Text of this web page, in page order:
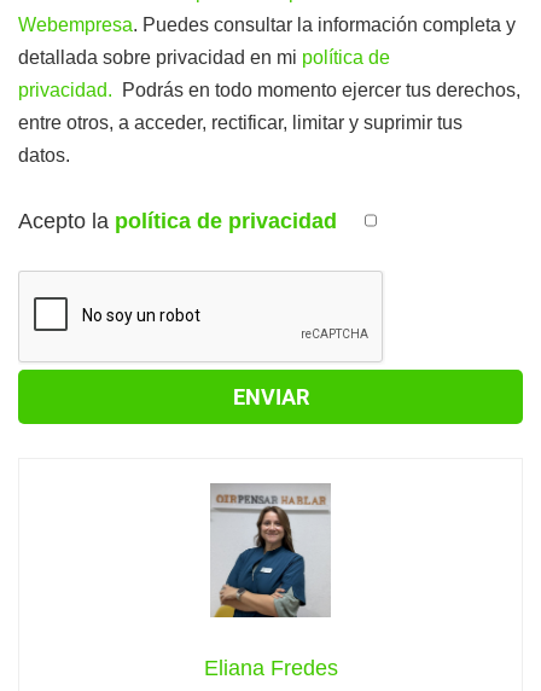
Webempresa. Puedes consultar la información completa y
detallada sobre privacidad en mi política de
privacidad. Podrás en todo momento ejercer tus derechos,
entre otros, a acceder, rectificar, limitar y suprimir tus
datos.
Acepto la política de privacidad
Eliana Fredes